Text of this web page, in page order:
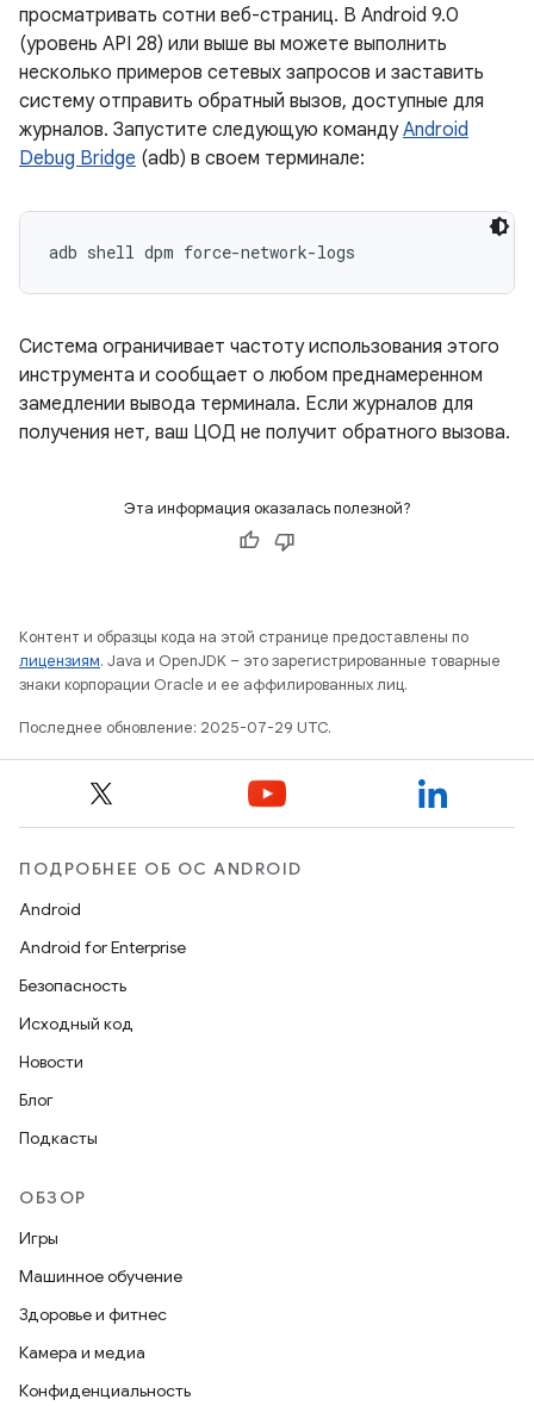
просматривать сотни веб-страниц. В Android 9.0
(уровень API 28) или выше вы можете выполнить
несколько примеров сетевых запросов и заставить
систему отправить обратный вызов, доступные для
журналов. Запустите следующую командуAndroid
Debug Bridge (adb) в своем терминале:
adb shell dpm force-network-logs
Система ограничивает частоту использования этого
инструмента и сообщает о любом преднамеренном
замедлении вывода терминала. Если журналов для
получения нет, ваш ЦОД не получит обратного вызова.
Эта информация оказалась полезной?
Контент и образцы кода на этой странице предоставлены по
лицензиям. Java и OpenJDK – это зарегистрированные товарные
знаки корпорации Oracle и ее аффилированных лиц.
Последнее обновление: 2025-07-29 UTC.
ПОДРОБНЕЕ ОБ ОС ANDROID
Android
Android for Enterprise
Безопасность
Исходный код
Новости
Блог
Подкасты
ОБЗОР
Игры
Машинное обучение
Здоровье и фитнес
Камера и медиа
Конфиденциальность